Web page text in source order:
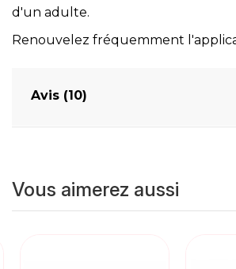
d'un adulte.
Renouvelez fréquemment
Avis (10)
Vous aimerez aussi